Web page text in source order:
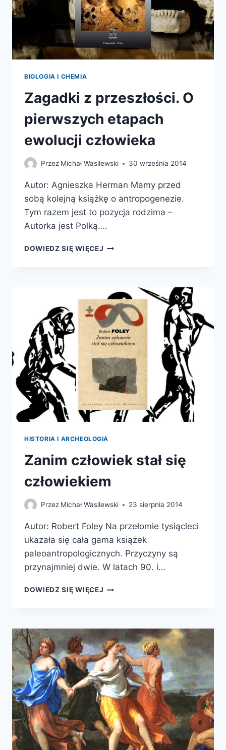
BIOLOGIA I CHEMIA
Zagadki z przeszłości. O
pierwszych etapach
ewolucji człowieka
Przez Michał Wasilewski 30 września 2014
Autor: Agnieszka Herman Mamy przed
sobą kolejną książkę o antropogenezie.
Tym razem jest to pozycja rodzima –
Autorka jest Polką….
DOWIEDZ SIĘ WIĘCEJ ZAGADKI
PIERWSZYCH
ETAPACH
EWOLUCJI
CZŁOWIEKA
HISTORIA I ARCHEOLOGIA
Zanim człowiek stał się
człowiekiem
Przez Michał Wasilewski 23 sierpnia 2014
Autor: Robert Foley Na przełomie tysiącleci
ukazała się cała gama książek
paleoantropologicznych. Przyczyny są
przynajmniej dwie. W latach 90. i…
DOWIEDZ SIĘ WIĘCEJ ZANIM
CZŁOWIEKIEM